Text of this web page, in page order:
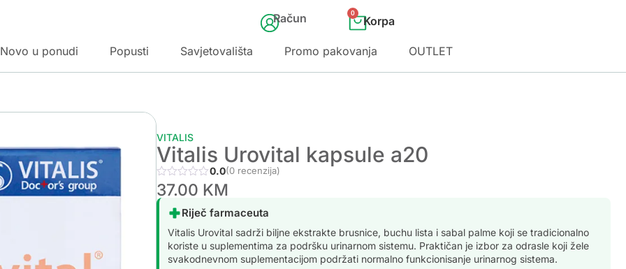
Račun 0
Novo u ponudi Popusti Savjetovališta Promo pakovanja OUTLET
VITALIS
Vitalis Urovital kapsule a20
0.0(0 recenzija)
37.00 KM
Riječ farmaceuta
Vitalis Urovital sadrži biljne ekstrakte brusnice, buchu lista i sabal palme koji se tradicionalno
koriste u suplementima za podršku urinarnom sistemu. Praktičan je izbor za odrasle koji žele
svakodnevnom suplementacijom podržati normalno funkcionisanje urinarnog sistema.